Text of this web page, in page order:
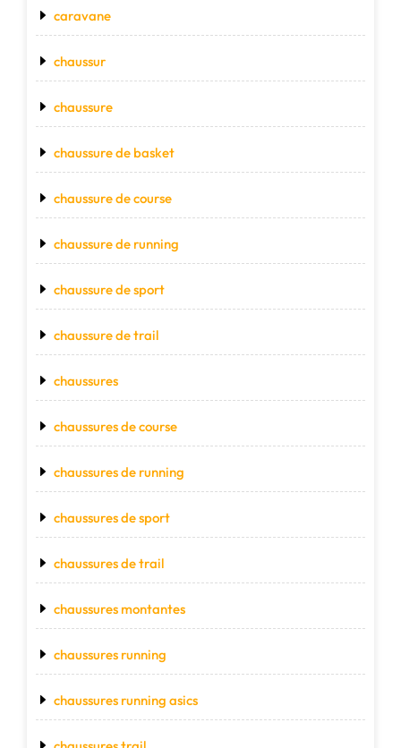
caravane
chaussur
chaussure
chaussure de basket
chaussure de course
chaussure de running
chaussure de sport
chaussure de trail
chaussures
chaussures de course
chaussures de running
chaussures de sport
chaussures de trail
chaussures montantes
chaussures running
chaussures running asics